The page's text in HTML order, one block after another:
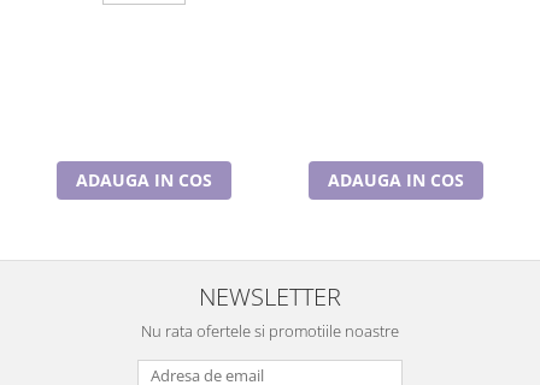
ADAUGA IN COS ADAUGA IN COS
NEWSLETTER
Nu rata ofertele si promotiile noastre